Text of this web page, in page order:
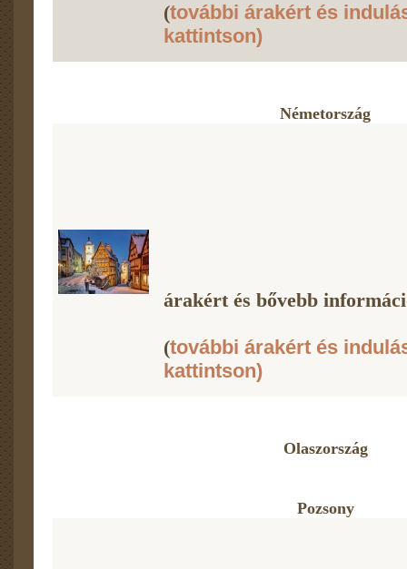
(további árakért és
kattintson)
Németország
árakért és bővebb
(további árakért és
kattintson)
Olaszország
Pozsony